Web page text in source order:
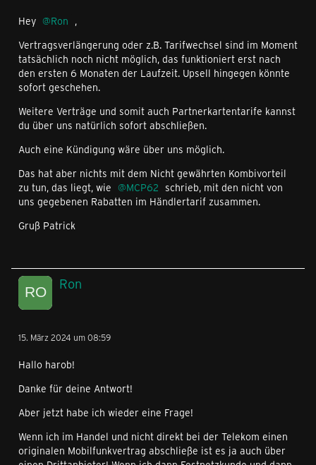
Hey Ron ,
Vertragsverlängerung oder z.B. Tarifwechsel sind im Moment
tatsächlich noch nicht möglich, das funktioniert erst nach
den ersten 6 Monaten der Laufzeit. Upsell hingegen könnte
sofort geschehen.
Weitere Verträge und somit auch Partnerkartentarife kannst
du über uns natürlich sofort abschließen.
Auch eine Kündigung wäre über uns möglich.
Das hat aber nichts mit dem Nicht gewährten Kombivorteil
zu tun, das liegt, wie
MCP62 schrieb, mit den nicht von
uns gegebenen Rabatten im Händlertarif zusammen.
Gruß Patrick
Ron
15. März 2024 um 08:59
Hallo harob!
Danke für deine Antwort!
Aber jetzt habe ich wieder eine Frage!
Wenn ich im Handel und nicht direkt bei der Telekom einen
originalen Mobilfunkvertrag abschließe ist es ja auch über